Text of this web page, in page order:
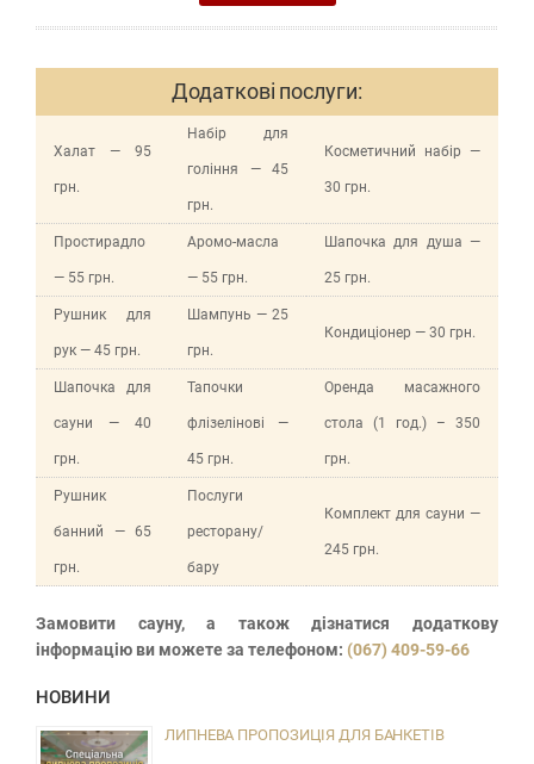
Додаткові послуги:
Халат — 95
грн.
Набір для
гоління — 45
грн.
Косметичний набір —
30 грн.
Простирадло
— 55 грн.
Аромо-масла
— 55 грн.
Шапочка для душа —
25 грн.
Рушник для
рук — 45 грн.
Шампунь — 25
грн.
Кондиціонер — 30 грн.
Шапочка для
сауни — 40
грн.
Тапочки
флізелінові —
45 грн.
Оренда масажного
стола (1 год.) – 350
грн.
Рушник
банний — 65
грн.
Послуги
ресторану/
бару
Комплект для сауни —
245 грн.
Замовити сауну, а також дізнатися додаткову
інформацію ви можете за телефоном: (067) 409-59-66
НОВИНИ
ЛИПНЕВА ПРОПОЗИЦІЯ ДЛЯ БАНКЕТІВ